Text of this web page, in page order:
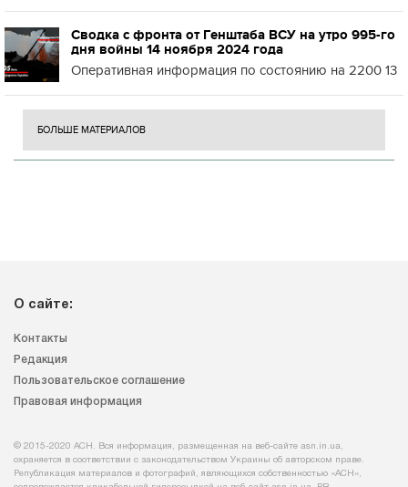
Сводка с фронта от Генштаба ВСУ на утро 995-го
дня войны 14 ноября 2024 года
Оперативная информация по состоянию на 2200 13
БОЛЬШЕ МАТЕРИАЛОВ
О сайте:
Контакты
Редакция
Пользовательское соглашение
Правовая информация
© 2015-2020 АСН. Вся информация, размещенная на веб-сайте asn.in.ua,
охраняется в соответствии с законодательством Украины об авторском праве.
Републикация материалов и фотографий, являющихся собственностью «АСН»,